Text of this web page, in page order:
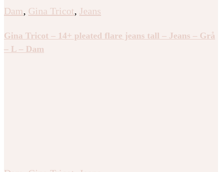
Dam, Gina Tricot, Jeans
Gina Tricot – 14+ pleated flare jeans tall – Jeans – Grå
– L – Dam